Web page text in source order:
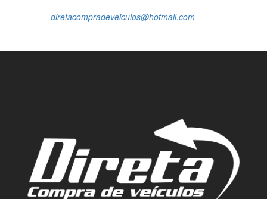
diretacompradeveiculos@hotmail.com